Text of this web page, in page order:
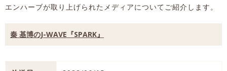
エンハーブが取り上げられたメディアについてご紹介します。
秦 基博のJ-WAVE『SPARK』